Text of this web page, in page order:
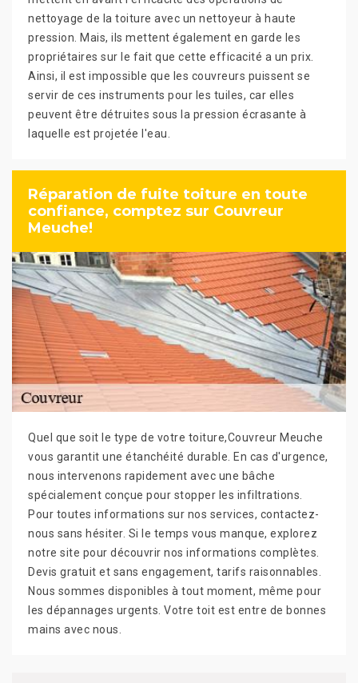
nettoyage de la toiture avec un nettoyeur à haute
pression. Mais, ils mettent également en garde les
propriétaires sur le fait que cette efficacité a un prix.
Ainsi, il est impossible que les couvreurs puissent se
servir de ces instruments pour les tuiles, car elles
peuvent être détruites sous la pression écrasante à
laquelle est projetée l'eau.
Réparation de fuite toiture en toute
confiance, comptez sur Couvreur
Meuche!
Quel que soit le type de votre toiture,Couvreur Meuche
vous garantit une étanchéité durable. En cas d'urgence,
nous intervenons rapidement avec une bâche
spécialement conçue pour stopper les infiltrations.
Pour toutes informations sur nos services, contactez-
nous sans hésiter. Si le temps vous manque, explorez
notre site pour découvrir nos informations complètes.
Devis gratuit et sans engagement, tarifs raisonnables.
Nous sommes disponibles à tout moment, même pour
les dépannages urgents. Votre toit est entre de bonnes
mains avec nous.